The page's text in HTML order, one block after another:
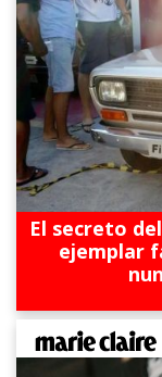
El secreto
ejemplar